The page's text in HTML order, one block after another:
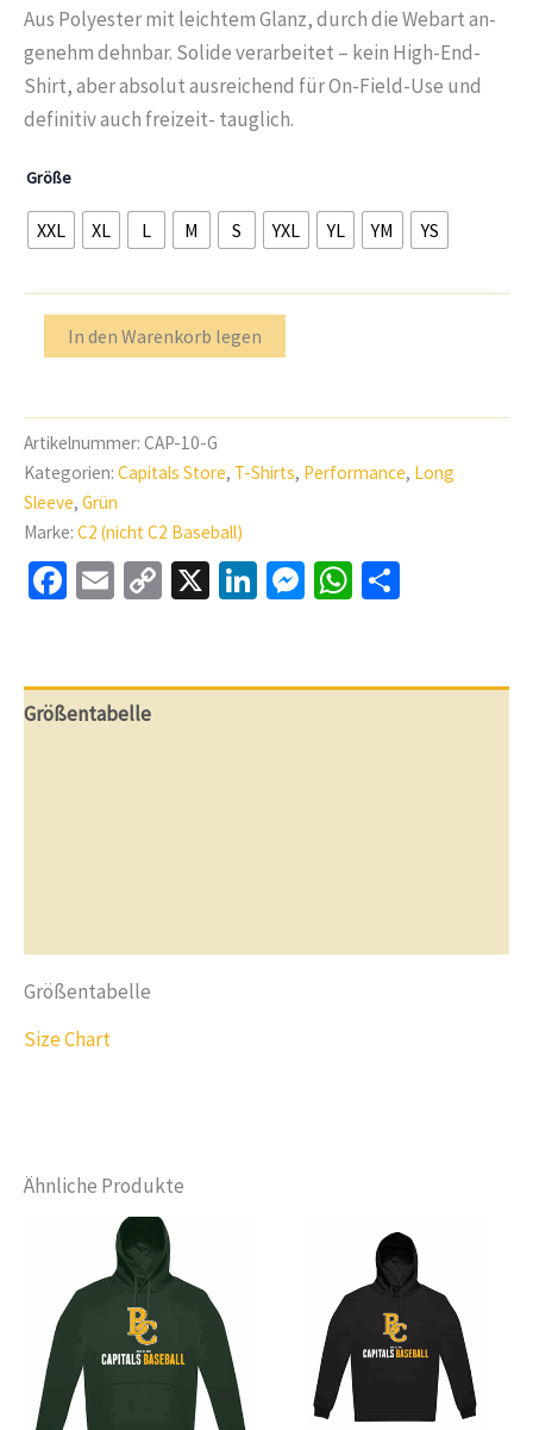
Aus Polyester mit leichtem Glanz, durch die Webart an-
genehm dehnbar. Solide verarbeitet – kein High-End-
Shirt, aber absolut ausreichend für On-Field-Use und
definitiv auch freizeit- tauglich.
Größe
XXL XL L M S YXL YL YM YS
PERFORMANCE
Green
-
FULL
PRINT
Stückzahl
In den Warenkorb legen
Artikelnummer: CAP-10-G
Kategorien: Capitals Store, T-Shirts, Performance, Long
Sleeve, Grün
Marke: C2 (nicht C2 Baseball)
Facebook
EmailCopy
X LinkedIn
Messenger
WhatsApp
Größentabelle
Größentabelle
Size Chart
Ähnliche Produkte